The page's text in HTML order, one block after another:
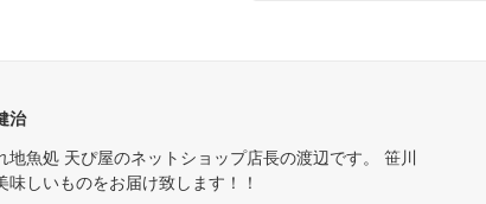
治
地魚処 天ぴ屋のネットショップ店長の渡辺です。 笹川
味しいものをお届け致します！！